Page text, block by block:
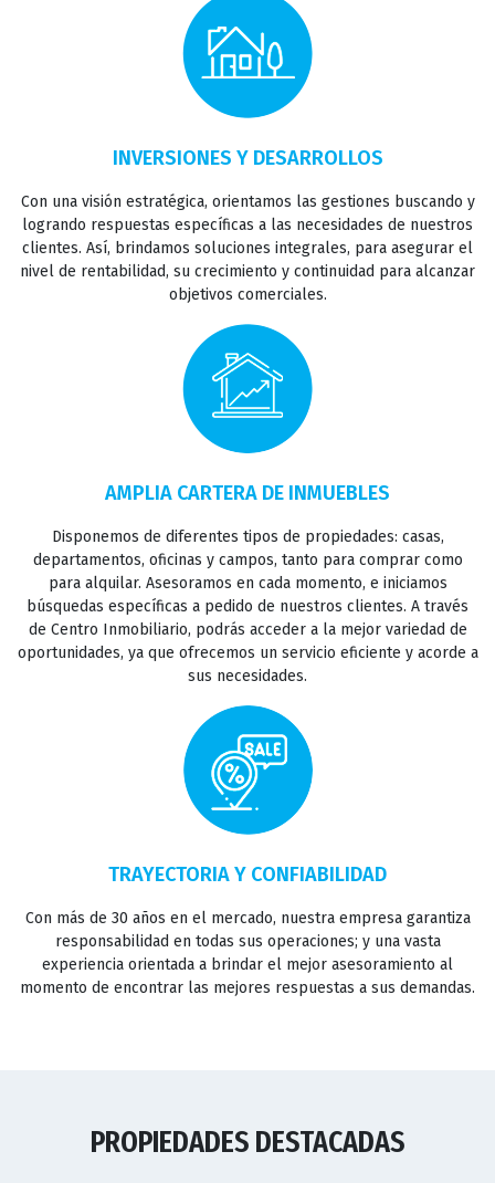
ALQUILERES
INSTITUCIONAL
TASACIONES
CONTACTO
INVERSIONES Y DESARROLLOS
Con una visión estratégica, orientamos las gestiones buscando y
logrando respuestas específicas a las necesidades de nuestros
clientes. Así, brindamos soluciones integrales, para asegurar el
nivel de rentabilidad, su crecimiento y continuidad para alcanzar
objetivos comerciales.
AMPLIA CARTERA DE INMUEBLES
Disponemos de diferentes tipos de propiedades: casas,
departamentos, oficinas y campos, tanto para comprar como
para alquilar. Asesoramos en cada momento, e iniciamos
búsquedas específicas a pedido de nuestros clientes. A través
de Centro Inmobiliario, podrás acceder a la mejor variedad de
oportunidades, ya que ofrecemos un servicio eficiente y acorde a
sus necesidades.
TRAYECTORIA Y CONFIABILIDAD
Con más de 30 años en el mercado, nuestra empresa garantiza
responsabilidad en todas sus operaciones; y una vasta
experiencia orientada a brindar el mejor asesoramiento al
momento de encontrar las mejores respuestas a sus demandas.
PROPIEDADES DESTACADAS